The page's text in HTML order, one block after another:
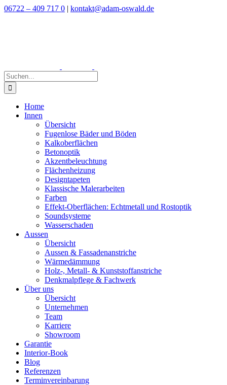
Zum
06722 – 409 717 0 | kontakt@adam-oswald.de
Suche
nach:
Home
Innen
Übersicht
Fugenlose Bäder und Böden
Kalkoberflächen
Betonoptik
Akzentbeleuchtung
Flächenheizung
Designtapeten
Klassische Malerarbeiten
Farben
Effekt-Oberflächen: Echtmetall und Rostoptik
Soundsysteme
Wasserschaden
Aussen
Übersicht
Aussen & Fassadenanstriche
Wärmedämmung
Holz-, Metall- & Kunststoffanstriche
Denkmalpflege & Fachwerk
Über uns
Übersicht
Unternehmen
Team
Karriere
Showroom
Garantie
Interior-Book
Blog
Referenzen
Terminvereinbarung